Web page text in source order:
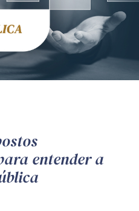
4698
CEP80240-000
98881-6616
entender a